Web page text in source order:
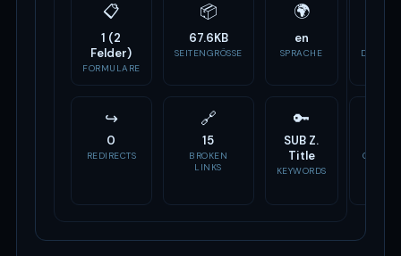
📋
1 (2
Felder)
FORMULARE
📦
67.6KB
SEITENGRÖSSE
🌍
en
SPRACHE
↪
0
REDIRECTS
🔗
15
BROKEN
LINKS
🔑
SUB Z.
Title
KEYWORDS
OG